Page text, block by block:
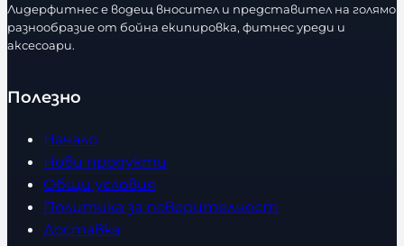
Лидерфитнес е водещ вносител и представител на голямо
разнообразие от бойна екипировка, фитнес уреди и
аксесоари.
Полезно
Начало
Нови продукти
Общи условия
Политика за поверителност
Доставка